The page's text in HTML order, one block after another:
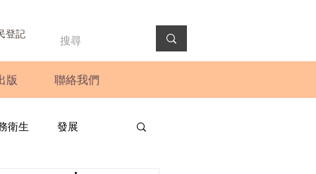
登記
版 聯絡我們
衛生 發展